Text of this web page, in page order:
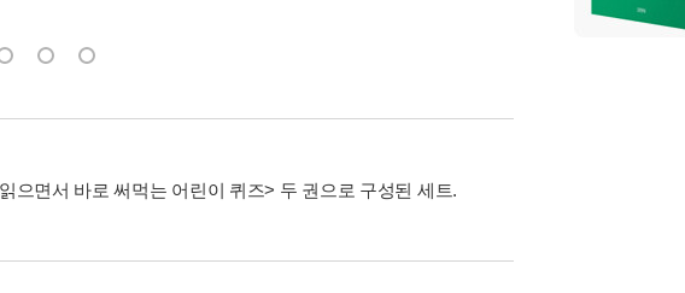
으면서 바로 써먹는 어린이 퀴즈> 두 권으로 구성된 세트.